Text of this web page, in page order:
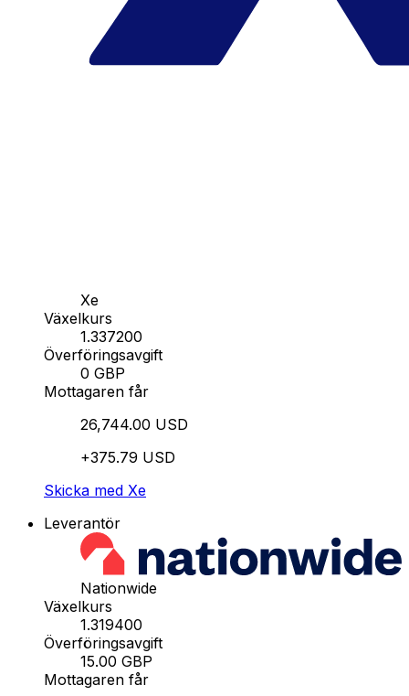
Xe
Växelkurs
1.337200
Överföringsavgift
0 GBP
Mottagaren får
26,744.00 USD
+375.79 USD
Skicka med Xe
Leverantör
Nationwide
Växelkurs
1.319400
Överföringsavgift
15.00 GBP
Mottagaren får